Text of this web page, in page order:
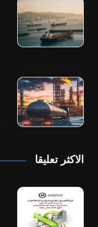
الاكثر تعليقا